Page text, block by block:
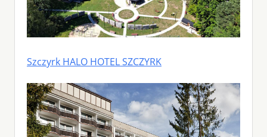
Szczyrk HALO HOTEL SZCZYRK